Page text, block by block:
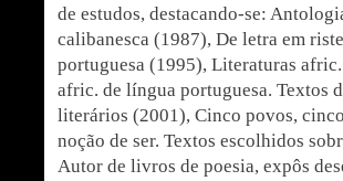
de estudos, destacando-se:
calibanesca (1987), De letra em
portuguesa (1995), Literaturas
afric. de língua portuguesa. Textos
literários (2001), Cinco povos,
noção de ser. Textos escolhidos
Autor de livros de poesia, expôs